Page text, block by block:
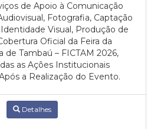
de Apoio à Comunicação
Fotografia, Captação
Visual, Produção de
Oficial da Feira da
de Tambaú – FICTAM 2026,
as Ações Institucionais
a Realização do Evento.
Detalhes